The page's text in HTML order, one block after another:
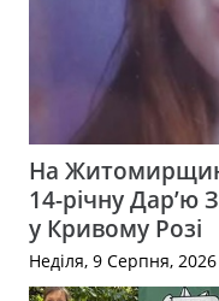
На
14-річну Дар’ю
у Кривому Розі
Неділя, 9 Серпня, 2026